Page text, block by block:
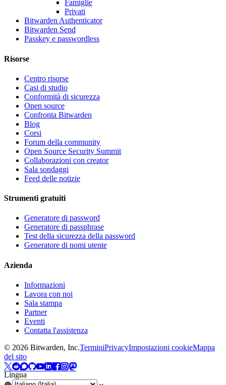
Famiglie
Privati
Bitwarden Authenticator
Bitwarden Send
Passkey e passwordless
Risorse
Centro risorse
Casi di studio
Conformità di sicurezza
Open source
Confronta Bitwarden
Blog
Corsi
Forum della community
Open Source Security Summit
Collaborazioni con creator
Sala sondaggi
Feed delle notizie
Strumenti gratuiti
Generatore di password
Generatore di passphrase
Test della sicurezza della password
Generatore di nomi utente
Azienda
Informazioni
Lavora con noi
Sala stampa
Partner
Eventi
Contatta l'assistenza
© 2026 Bitwarden, Inc.TerminiPrivacyImpostazioni cookieMappa
del sito
Lingua